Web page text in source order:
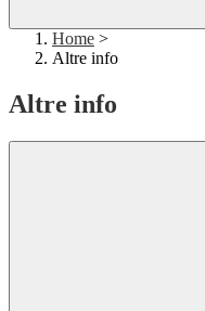
Home >
Altre info
Altre info